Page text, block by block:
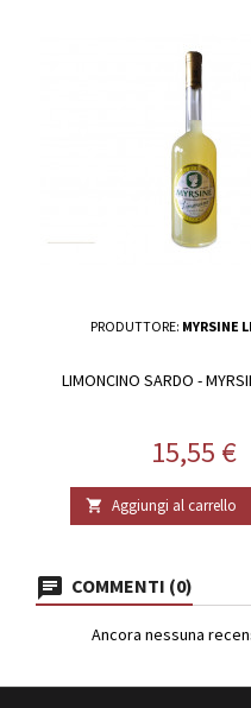
PRODUTTORE: MYRSINE
LIMONCINO SARDO -
Prezzo
15,55 €
 Aggiungi al carrello
COMMENTI (0)
Ancora nessuna